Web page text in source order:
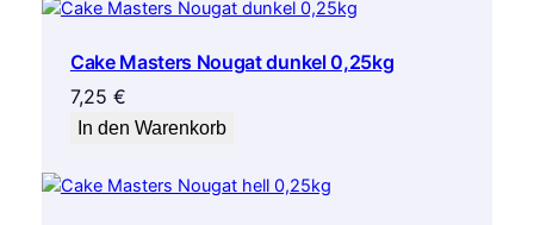
Cake Masters Nougat dunkel 0,25kg
7,25 €
In den Warenkorb